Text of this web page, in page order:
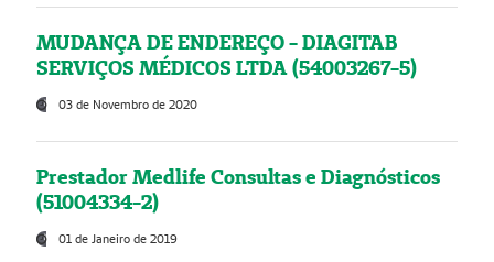
MUDANÇA DE ENDEREÇO - DIAGITAB
SERVIÇOS MÉDICOS LTDA (54003267-5)
03 de Novembro de 2020
Prestador Medlife Consultas e Diagnósticos
(51004334-2)
01 de Janeiro de 2019